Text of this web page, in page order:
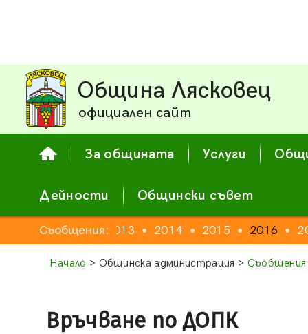
Община Лясковец
официален сайт
За общината Услуги
Дейности Общински съвет
Съобщения:
2012 ● 2013 ● 2014 ● 2015 ● 2016 ●
Начало > Общинска администрация > Съобщения
Връчване по ДОПК